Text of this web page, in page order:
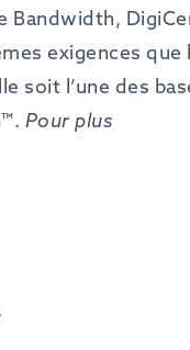
Bandwidth,
exigences que
soit l’une des
Pour plus